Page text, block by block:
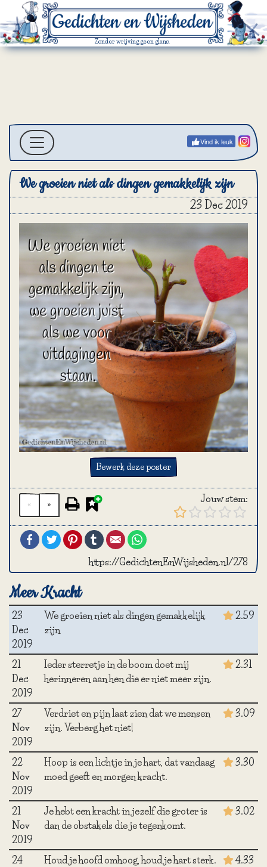
Zonder wrijving geen glans.
Vind ik leuk
We groeien niet als dingen gemakkelijk zijn
23 Dec 2019
Bewerk deze poster
« »
Jouw stem:
FacebookTwitterPinterestTumblrEmail
https://GedichtenEnWijsheden.nl/278
Meer Kracht
23
Dec
2019
We groeien niet als dingen gemakkelijk
zijn
2.59
21
Dec
2019
Ieder sterretje in de boom doet mij
herinneren aan hen die er niet meer zijn.
2.31
27
Nov
2019
Verdriet en pijn laat zien dat we mensen
zijn. Verberg het niet!
3.09
22
Nov
2019
Hoop is een lichtje in je hart, dat vandaag
moed geeft en morgen kracht.
3.30
21
Nov
2019
Je hebt een kracht in jezelf die groter is
dan de obstakels die je tegenkomt.
3.02
24
Houd je hoofd omhoog, houd je hart sterk. 4.33